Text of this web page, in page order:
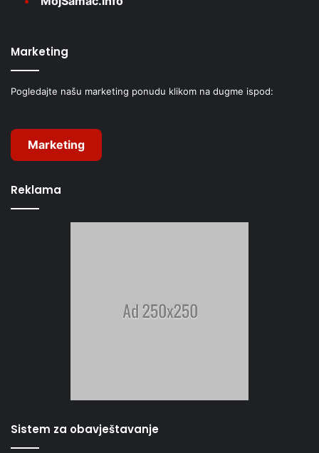
Marketing
Pogledajte našu marketing ponudu klikom na dugme ispod:
Marketing
Reklama
Sistem za obavještavanje